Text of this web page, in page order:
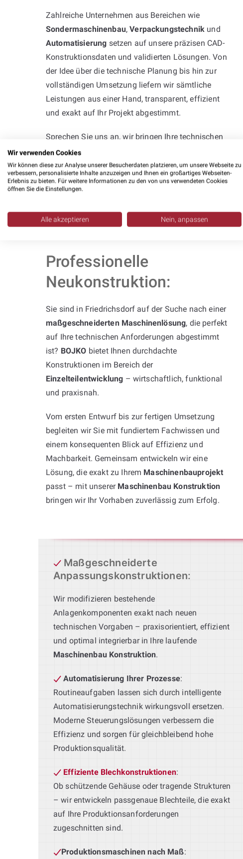
Zahlreiche Unternehmen aus Bereichen wie
Sondermaschinenbau,Verpackungstechnik und
Automatisierung setzen auf unsere präzisen CAD-
Konstruktionsdaten und validierten Lösungen. Von
der Idee über die technische Planung bis hin zur
vollständigen Umsetzung liefern wir sämtliche
Leistungen aus einer Hand, transparent, effizient
und exakt auf Ihr Projekt abgestimmt.
Sprechen Sie uns an, wir bringen Ihre technischen
Anforderungen mit Fachkompetenz und
langjähriger Projekterfahrung sicher ans Ziel.
Professionelle
Neukonstruktion:
Sie sind in Friedrichsdorf auf der Suche nach einer
maßgeschneiderten Maschinenlösung, die perfekt
auf Ihre technischen Anforderungen abgestimmt
ist? BOJKO bietet Ihnen durchdachte
Konstruktionen im Bereich der
Einzelteilentwicklung – wirtschaftlich, funktional
und praxisnah.
Vom ersten Entwurf bis zur fertigen Umsetzung
begleiten wir Sie mit fundiertem Fachwissen und
einem konsequenten Blick auf Effizienz und
Machbarkeit. Gemeinsam entwickeln wir eine
Lösung, die exakt zu Ihrem Maschinenbauprojekt
passt – mit unserer Maschinenbau Konstruktion
bringen wir Ihr Vorhaben zuverlässig zum Erfolg.
Maßgeschneiderte
Anpassungskonstruktionen:
Wir modifizieren bestehende
Anlagenkomponenten exakt nach neuen
technischen Vorgaben – praxisorientiert, effizient
und optimal integrierbar in Ihre laufende
Maschinenbau Konstruktion.
Automatisierung Ihrer Prozesse:
Routineaufgaben lassen sich durch intelligente
Automatisierungstechnik wirkungsvoll ersetzen.
Moderne Steuerungslösungen verbessern die
Effizienz und sorgen für gleichbleibend hohe
Produktionsqualität.
Effiziente Blechkonstruktionen:
Ob schützende Gehäuse oder tragende Strukturen
– wir entwickeln passgenaue Blechteile, die exakt
auf Ihre Produktionsanforderungen
zugeschnitten sind.
Produktionsmaschinen nach Maß:
Wir verwenden Cookies
Wir können diese zur Analyse unserer Besucherdaten platzieren, um unsere Webseite zu
verbessern, personalisierte Inhalte anzuzeigen und Ihnen ein großartiges Webseiten-
Erlebnis zu bieten. Für weitere Informationen zu den von uns verwendeten Cookies
öffnen Sie die Einstellungen.
Alle akzeptieren Nein, anpassen